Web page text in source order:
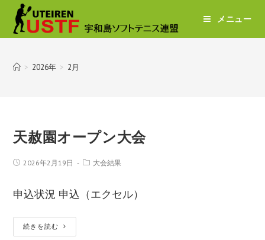
メニュー
> 2026年 > 2月
天赦園オープン大会
2026年2月19日 大会結果
申込状況 申込（エクセル）
続きを読む